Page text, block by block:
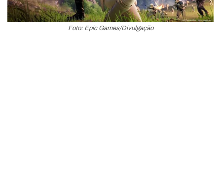
Foto: Epic Games/Divulgação